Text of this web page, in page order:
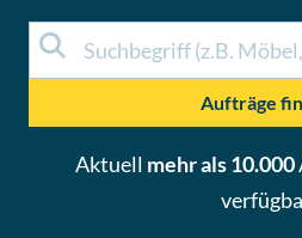
Aufträge
Aktuell mehr als 10.000